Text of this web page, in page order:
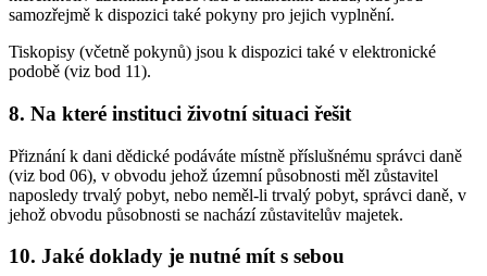
samozřejmě k dispozici také pokyny pro jejich vyplnění.
Tiskopisy (včetně pokynů) jsou k dispozici také v elektronické
podobě (viz bod 11).
8. Na které instituci životní situaci řešit
Přiznání k dani dědické podáváte místně příslušnému správci daně
(viz bod 06), v obvodu jehož územní působnosti měl zůstavitel
naposledy trvalý pobyt, nebo neměl-li trvalý pobyt, správci daně, v
jehož obvodu působnosti se nachází zůstavitelův majetek.
10. Jaké doklady je nutné mít s sebou